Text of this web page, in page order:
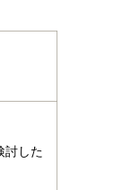
討した